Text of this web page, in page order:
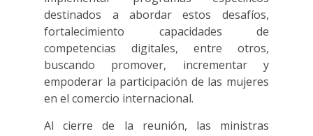
destinados a abordar estos desafíos,
fortalecimiento capacidades de
competencias digitales, entre otros,
buscando promover, incrementar y
empoderar la participación de las mujeres
en el comercio internacional.
Al cierre de la reunión, las ministras